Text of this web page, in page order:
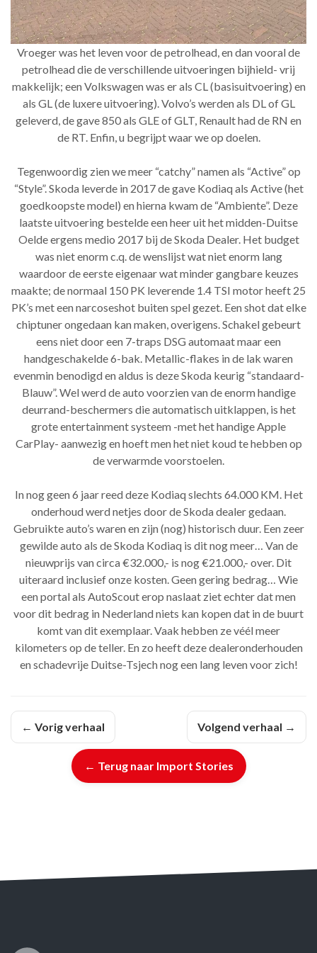
Vroeger was het leven voor de petrolhead, en dan vooral de
petrolhead die de verschillende uitvoeringen bijhield- vrij
makkelijk; een Volkswagen was er als CL (basisuitvoering) en
als GL (de luxere uitvoering). Volvo’s werden als DL of GL
geleverd, de gave 850 als GLE of GLT, Renault had de RN en
de RT. Enfin, u begrijpt waar we op doelen.
Tegenwoordig zien we meer “catchy” namen als “Active” op
“Style”. Skoda leverde in 2017 de gave Kodiaq als Active (het
goedkoopste model) en hierna kwam de “Ambiente”. Deze
laatste uitvoering bestelde een heer uit het midden-Duitse
Oelde ergens medio 2017 bij de Skoda Dealer. Het budget
was niet enorm c.q. de wenslijst wat niet enorm lang
waardoor de eerste eigenaar wat minder gangbare keuzes
maakte; de normaal 150 PK leverende 1.4 TSI motor heeft 25
PK’s met een narcoseshot buiten spel gezet. Een shot dat elke
chiptuner ongedaan kan maken, overigens. Schakel gebeurt
eens niet door een 7-traps DSG automaat maar een
handgeschakelde 6-bak. Metallic-flakes in de lak waren
evenmin benodigd en aldus is deze Skoda keurig “standaard-
Blauw”. Wel werd de auto voorzien van de enorm handige
deurrand-beschermers die automatisch uitklappen, is het
grote entertainment systeem -met het handige Apple
CarPlay- aanwezig en hoeft men het niet koud te hebben op
de verwarmde voorstoelen.
In nog geen 6 jaar reed deze Kodiaq slechts 64.000 KM. Het
onderhoud werd netjes door de Skoda dealer gedaan.
Gebruikte auto’s waren en zijn (nog) historisch duur. Een zeer
gewilde auto als de Skoda Kodiaq is dit nog meer… Van de
nieuwprijs van circa €32.000,- is nog €21.000,- over. Dit
uiteraard inclusief onze kosten. Geen gering bedrag… Wie
een portal als AutoScout erop naslaat ziet echter dat men
voor dit bedrag in Nederland niets kan kopen dat in de buurt
komt van dit exemplaar. Vaak hebben ze véél meer
kilometers op de teller. En zo heeft deze dealeronderhouden
en schadevrije Duitse-Tsjech nog een lang leven voor zich!
← Vorig verhaal
← Terug naar Import Stories
Volgend verhaal →